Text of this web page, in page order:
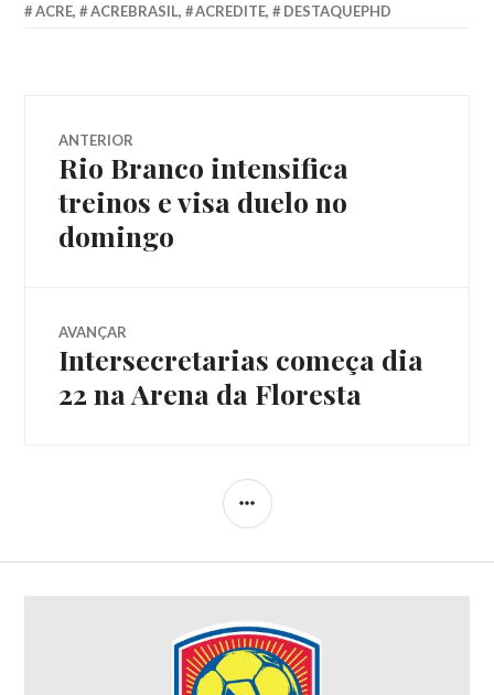
ACRE, ACREBRASIL, ACREDITE, DESTAQUEPHD
ANTERIOR
Rio Branco intensifica
treinos e visa duelo no
domingo
AVANÇAR
Intersecretarias começa dia
22 na Arena da Floresta